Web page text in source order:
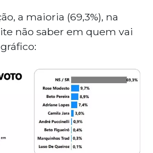
a maioria (69,3%), na
não saber em quem vai